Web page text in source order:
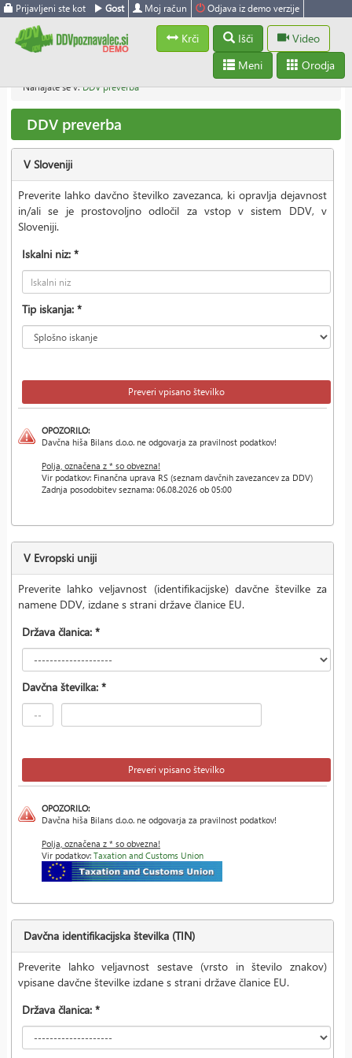
Prijavljeni ste kot Gost Moj račun Odjava iz demo verzije
Krči Išči
Video
Orodja
Meni
Nahajate se v:DDV preverba
DDV preverba
V Sloveniji
Preverite lahko davčno številko zavezanca, ki opravlja dejavnost
in/ali se je prostovoljno odločil za vstop v sistem DDV, v
Sloveniji.
Iskalni niz: *
Tip iskanja: *
OPOZORILO:
Davčna hiša Bilans d.o.o. ne odgovarja za pravilnost podatkov!
Polja, označena z * so obvezna!
Vir podatkov: Finančna uprava RS (seznam davčnih zavezancev za DDV)
Zadnja posodobitev seznama: 06.08.2026 ob 05:00
V Evropski uniji
Preverite lahko veljavnost (identifikacijske) davčne številke za
namene DDV, izdane s strani države članice EU.
Država članica: *
Davčna številka: *
OPOZORILO:
Davčna hiša Bilans d.o.o. ne odgovarja za pravilnost podatkov!
Polja, označena z * so obvezna!
Vir podatkov: Taxation and Customs Union
Davčna identifikacijska številka (TIN)
Preverite lahko veljavnost sestave (vrsto in število znakov)
vpisane davčne številke izdane s strani države članice EU.
Država članica: *